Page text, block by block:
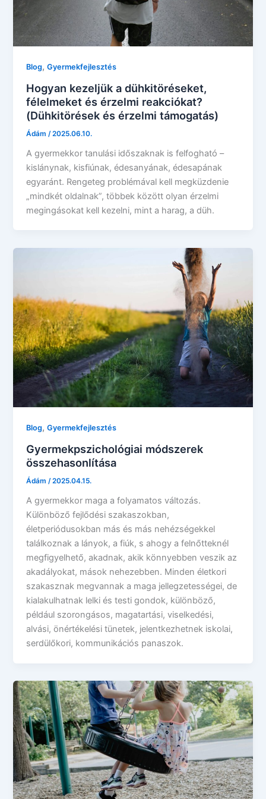
Blog,Gyermekfejlesztés
Hogyan kezeljük a dühkitöréseket,
félelmeket és érzelmi reakciókat?
(Dühkitörések és érzelmi támogatás)
Ádám /2025.06.10.
A gyermekkor tanulási időszaknak is felfogható –
kislánynak, kisfiúnak, édesanyának, édesapának
egyaránt. Rengeteg problémával kell megküzdenie
„mindkét oldalnak”, többek között olyan érzelmi
megingásokat kell kezelni, mint a harag, a düh.
Blog,Gyermekfejlesztés
Gyermekpszichológiai módszerek
összehasonlítása
Ádám /2025.04.15.
A gyermekkor maga a folyamatos változás.
Különböző fejlődési szakaszokban,
életperiódusokban más és más nehézségekkel
találkoznak a lányok, a fiúk, s ahogy a felnőtteknél
megfigyelhető, akadnak, akik könnyebben veszik az
akadályokat, mások nehezebben. Minden életkori
szakasznak megvannak a maga jellegzetességei, de
kialakulhatnak lelki és testi gondok, különböző,
például szorongásos, magatartási, viselkedési,
alvási, önértékelési tünetek, jelentkezhetnek iskolai,
serdülőkori, kommunikációs panaszok.